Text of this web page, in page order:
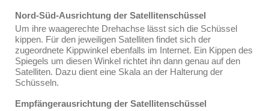
Nord-Süd-Ausrichtung der Satellitenschüssel
Um ihre waagerechte Drehachse lässt sich die Schüssel
kippen. Für den jeweiligen Satelliten findet sich der
zugeordnete Kippwinkel ebenfalls im Internet. Ein Kippen des
Spiegels um diesen Winkel richtet ihn dann genau auf den
Satelliten. Dazu dient eine Skala an der Halterung der
Schüsseln.
Empfängerausrichtung der Satellitenschüssel